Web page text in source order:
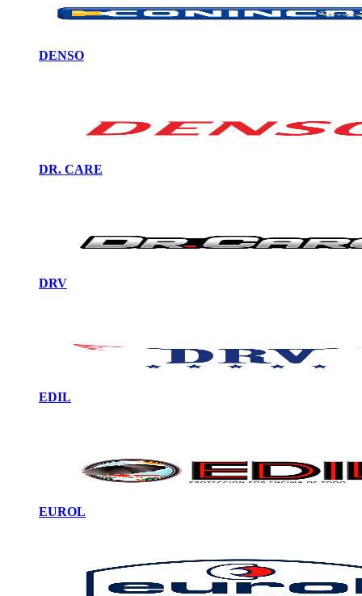
DENSO
DR. CARE
DRV
EDIL
EUROL